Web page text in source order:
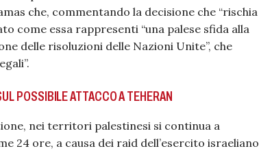
che, commentando la decisione che “rischia
come essa rappresenti “una palese sfida alla
delle risoluzioni delle Nazioni Unite”, che
POSSIBILE ATTACCO A TEHERAN
nei territori palestinesi si continua a
24 ore, a causa dei raid dell’esercito israeliano